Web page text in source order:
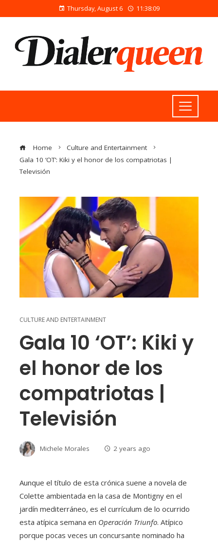
Thursday, August 6 11:38:10
Home
Culture and Entertainment
Gala 10 ‘OT’: Kiki y el honor de los compatriotas |
Televisión
CULTURE AND ENTERTAINMENT
Gala 10 ‘OT’: Kiki y
el honor de los
compatriotas |
Televisión
Michele Morales 2 years ago
Aunque el título de esta crónica suene a novela de
Colette ambientada en la casa de Montigny en el
jardín mediterráneo, es el currículum de lo ocurrido
esta atípica semana en Operación Triunfo. Atípico
porque pocas veces un concursante nominado ha